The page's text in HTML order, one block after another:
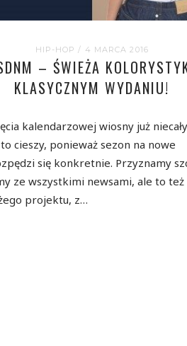
HIP-HOP / 4 MARCA 2016
– ŚWIEŻA
KLASYCZNYM WYDANIU!
kalendarzowej wiosny już
cieszy, ponieważ sezon na nowe
się konkretnie. Przyznamy
ze wszystkimi newsami, ale to
projektu, z…